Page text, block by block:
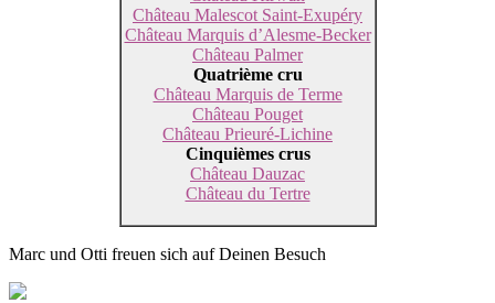
Château Malescot Saint-Exupéry
Château Marquis d’Alesme-Becker
Château Palmer
Quatrième cru
Château Marquis de Terme
Château Pouget
Château Prieuré-Lichine
Cinquièmes crus
Château Dauzac
Château du Tertre
Marc und Otti freuen sich auf Deinen Besuch